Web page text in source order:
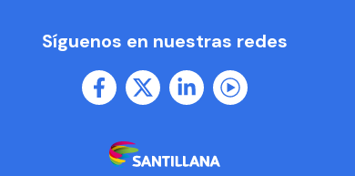
Síguenos en nuestras redes